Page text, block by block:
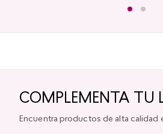
COMPLEMENTA TU
Encuentra productos de alta calidad